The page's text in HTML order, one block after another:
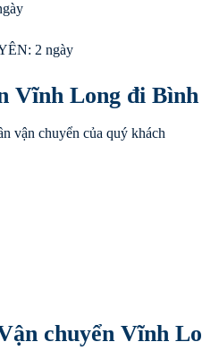
2 ngày
Vĩnh Long đi
vận chuyển của quý khách
chuyển Vĩnh